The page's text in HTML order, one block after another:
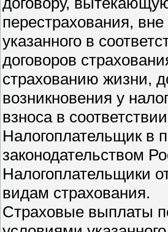
перестрахования,
указанного в
договоров
страхованию жизни,
возникновения у
взноса в
Налогоплательщик в
законодательством
Налогоплательщики
видам страхования.
Страховые выплаты